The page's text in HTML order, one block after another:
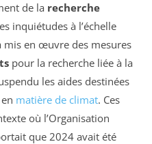
de la recherche
inquiétudes à l’échelle
en œuvre des mesures
pour la recherche liée à la
les aides destinées
en matière de climat. Ces
où l’Organisation
que 2024 avait été